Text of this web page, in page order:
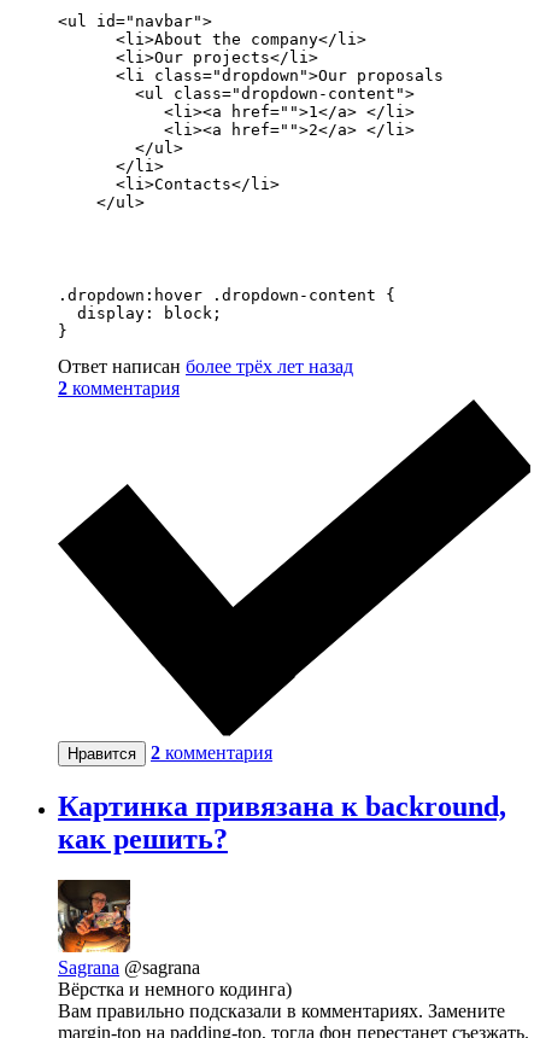
<ul id="navbar">
      <li>About the company</li>
      <li>Our projects</li>
      <li class="dropdown">Our proposals
        <ul class="dropdown-content">
           <li><a href="">1</a> </li>
           <li><a href="">2</a> </li>
        </ul>
      </li>
      <li>Contacts</li>
    </ul>
.dropdown:hover .dropdown-content {
  display: block;
}
Ответ написан более трёх лет назад
2 комментария
Нравится 2 комментария
Картинка привязана к backround,
как решить?
Sagrana @sagrana
Вёрстка и немного кодинга)
Вам правильно подсказали в комментариях. Замените
margin-top на padding-top, тогда фон перестанет съезжать.